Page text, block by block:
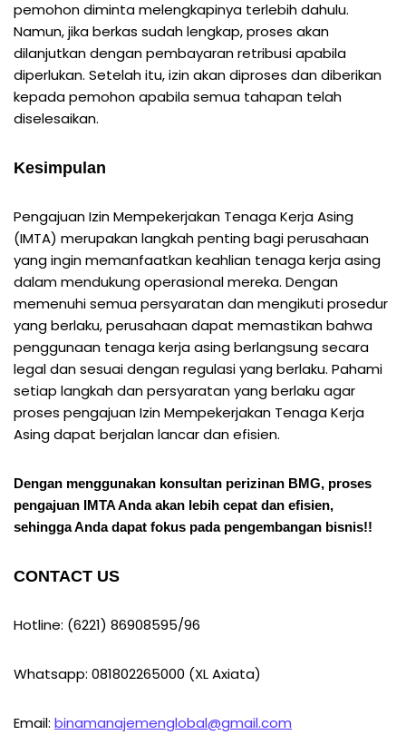
pemohon diminta melengkapinya terlebih dahulu.
Namun, jika berkas sudah lengkap, proses akan
dilanjutkan dengan pembayaran retribusi apabila
diperlukan. Setelah itu, izin akan diproses dan diberikan
kepada pemohon apabila semua tahapan telah
diselesaikan.
Kesimpulan
Pengajuan Izin Mempekerjakan Tenaga Kerja Asing
(IMTA) merupakan langkah penting bagi perusahaan
yang ingin memanfaatkan keahlian tenaga kerja asing
dalam mendukung operasional mereka. Dengan
memenuhi semua persyaratan dan mengikuti prosedur
yang berlaku, perusahaan dapat memastikan bahwa
penggunaan tenaga kerja asing berlangsung secara
legal dan sesuai dengan regulasi yang berlaku. Pahami
setiap langkah dan persyaratan yang berlaku agar
proses pengajuan Izin Mempekerjakan Tenaga Kerja
Asing dapat berjalan lancar dan efisien.
Dengan menggunakan konsultan perizinan BMG, proses
pengajuan IMTA Anda akan lebih cepat dan efisien,
sehingga Anda dapat fokus pada pengembangan bisnis!!
CONTACT US
Hotline: (6221) 86908595/96
Whatsapp: 081802265000 (XL Axiata)
Email: binamanajemenglobal@gmail.com